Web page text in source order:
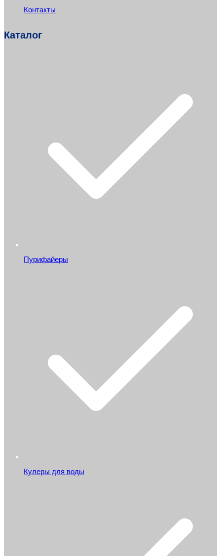
Контакты
Каталог
Пурифайеры
Кулеры для воды